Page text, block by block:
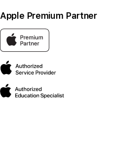
Apple Premium Partner